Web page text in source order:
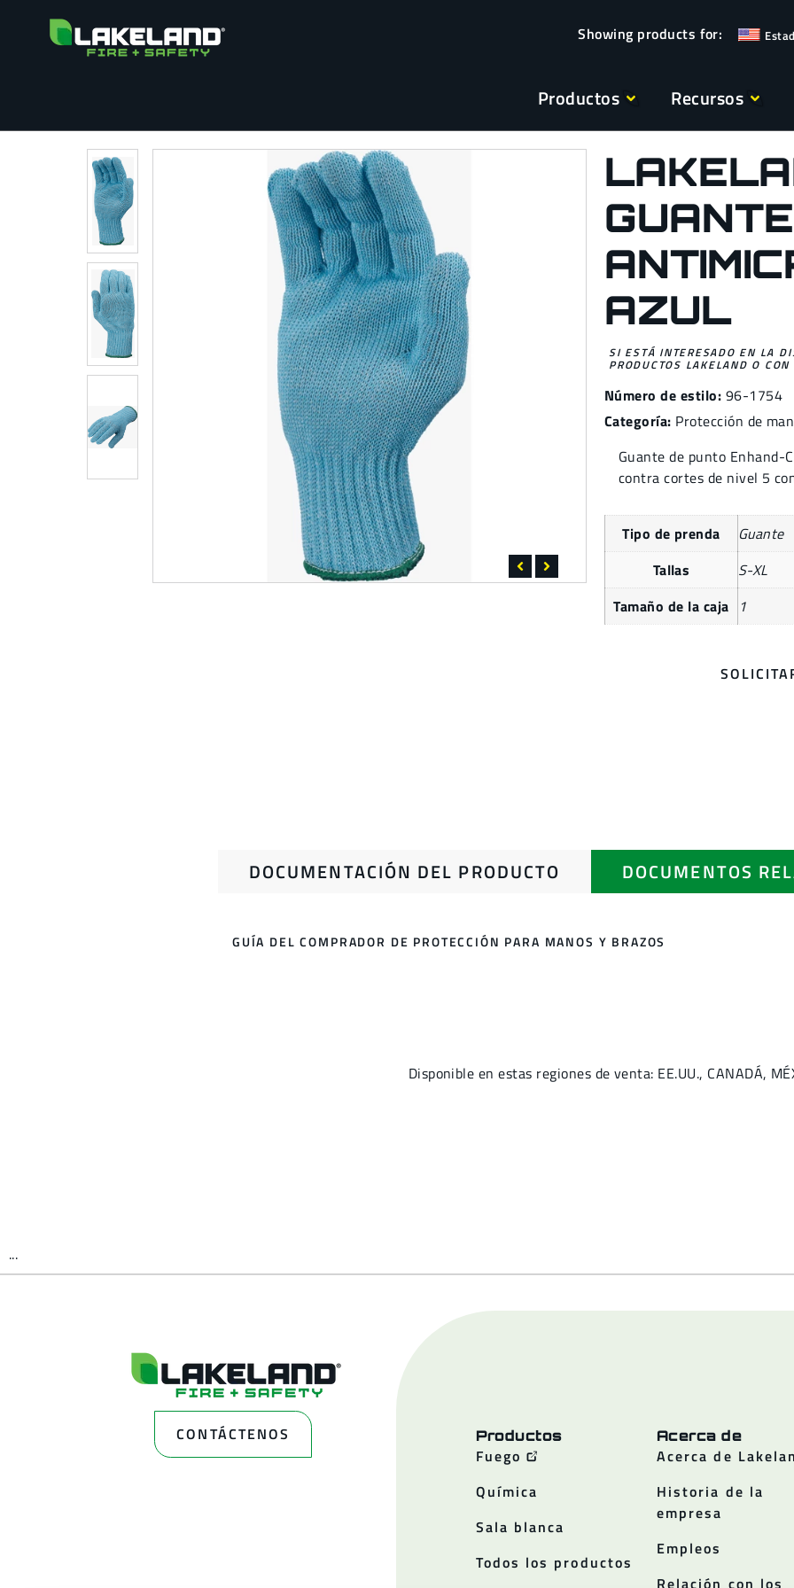
Productos Recursos
GUANTE
AZUL
SI ESTÁ INTERESADO EN LA
PRODUCTOS LAKELAND O
Número de estilo: 96-1754
Categoría: Protección de
Guante de punto Enhand-
contra cortes de nivel 5
Tipo de prenda
Guante
Tallas
S-XL
Tamaño de la caja
1
DOCUMENTACIÓN DEL PRODUCTO DOCUMENTOS
GUÍA DEL COMPRADOR DE PROTECCIÓN PARA MANOS Y BRAZOS
Disponible en estas regiones de venta: EE.UU., CANADÁ,
...
CONTÁCTENOS Productos
Fuego
Química
Sala blanca
Todos los productos
Acerca de
Acerca de
Historia de la
empresa
Empleos